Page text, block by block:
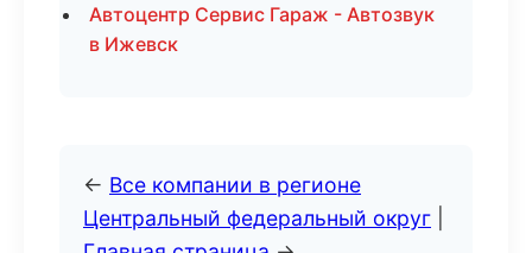
Автоцентр Сервис Гараж - Автозвук
в Ижевск
← Все компании в регионе
Центральный федеральный округ